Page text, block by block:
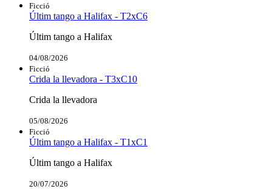
Ficció
Últim tango a Halifax - T2xC6
Últim tango a Halifax
04/08/2026
Ficció
Crida la llevadora - T3xC10
Crida la llevadora
05/08/2026
Ficció
Últim tango a Halifax - T1xC1
Últim tango a Halifax
20/07/2026